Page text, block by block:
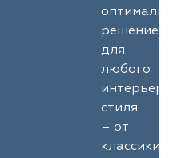
решение
для
любого
стиля
– от
классики